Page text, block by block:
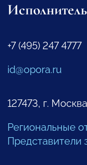
+7 (495) 247 4777
id@opora.ru
127473, г.
Региональные
Представители